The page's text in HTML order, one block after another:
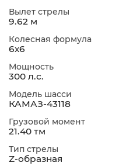
Вылет стрелы
9.62 м
Колесная формула
6х6
Мощность
300 л.с.
Модель шасси
КАМАЗ-43118
Грузовой момент
21.40 тм
Тип стрелы
Z-образная